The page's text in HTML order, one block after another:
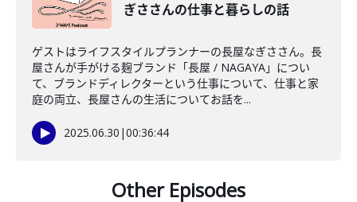
ぎささんの仕事と暮らしの話
ゲストはライフスタイルプランナーの長屋なぎささん。長
屋さんが手がける麹ブランド「長屋 / NAGAYA」につい
て、ブランドディレクターという仕事について、仕事と家
庭の両立、長屋さんの生活についてお話を...
2025.06.30 |00:36:44
Other Episodes